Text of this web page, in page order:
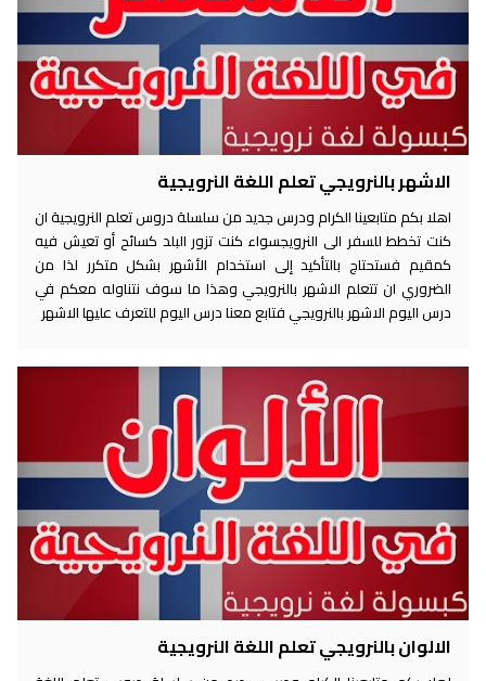
الاشهر بالنرويجي تعلم اللغة النرويجية
اهلا بكم متابعينا الكرام ودرس جديد من سلسلة دروس تعلم النرويجية ان
كنت تخطط للسفر الى النرويجسواء كنت تزور البلد كسائح أو تعيش فيه
كمقيم فستحتاج بالتأكيد إلى استخدام الأشهر بشكل متكرر لذا من
الضروري ان تتعلم الاشهر بالنرويجي وهذا ما سوف نتناوله معكم في
درس اليوم الاشهر بالنرويجي فتابع معنا درس اليوم للتعرف عليها الاشهر
الالوان بالنرويجي تعلم اللغة النرويجية